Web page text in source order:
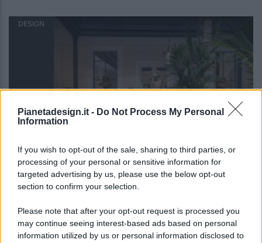
Pianetadesign.it - Do Not Process My Personal
Information
If you wish to opt-out of the sale, sharing to third parties, or
processing of your personal or sensitive information for
targeted advertising by us, please use the below opt-out
section to confirm your selection.
Please note that after your opt-out request is processed you
may continue seeing interest-based ads based on personal
information utilized by us or personal information disclosed to
DESIGN
Casa J.K. Place Roma, dove sentirsi davvero… a
casa
DESIGN